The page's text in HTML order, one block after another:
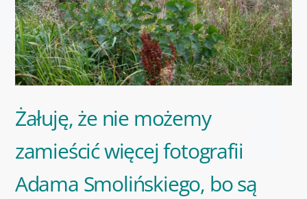
Żałuję, że nie możemy
zamieścić więcej fotografii
Adama Smolińskiego, bo są